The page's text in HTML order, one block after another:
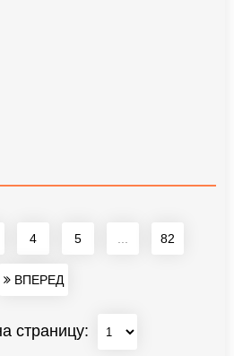
4 5 82
ВПЕРЕД
страницу: